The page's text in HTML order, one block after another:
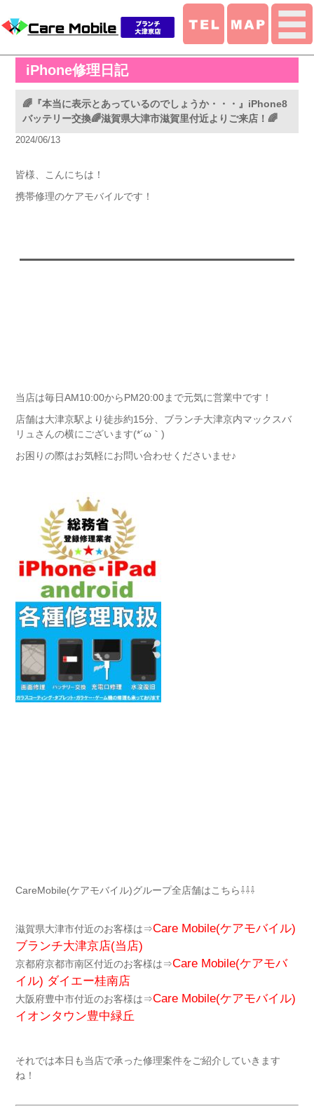
iPhone修理日記
🌈『本当に表示とあっているのでしょうか・・・』iPhone8
バッテリー交換🌈滋賀県大津市滋賀里付近よりご来店！🌈
2024/06/13
皆様、こんにちは！
携帯修理のケアモバイルです！
当店は毎日AM10:00からPM20:00まで元気に営業中です！
店舗は大津京駅より徒歩約15分、ブランチ大津京内マックスバ
リュさんの横にございます(*´ω｀)
お困りの際はお気軽にお問い合わせくださいませ♪
CareMobile(ケアモバイル)グループ全店舗はこちら⇩⇩⇩
滋賀県大津市付近のお客様は⇒Care Mobile(ケアモバイル)
ブランチ大津京店(当店)
京都府京都市南区付近のお客様は⇒Care Mobile(ケアモバ
イル) ダイエー桂南店
大阪府豊中市付近のお客様は⇒Care Mobile(ケアモバイル)
イオンタウン豊中緑丘
それでは本日も当店で承った修理案件をご紹介していきます
ね！